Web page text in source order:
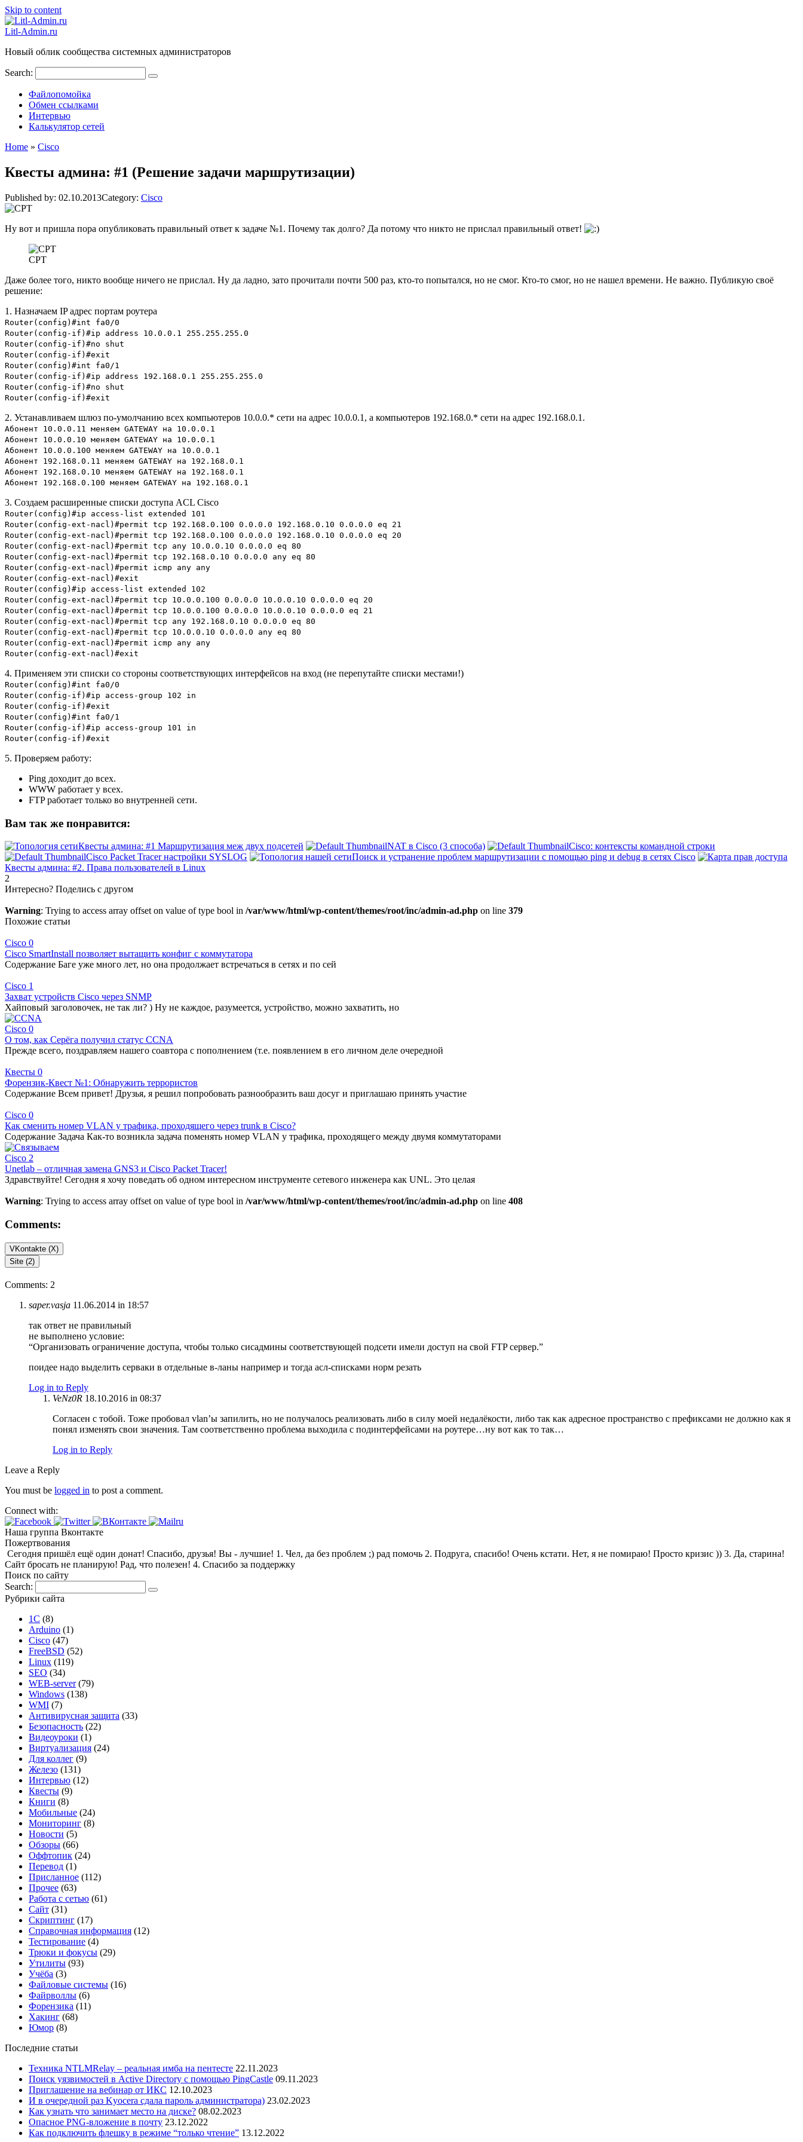
Skip to content
Litl-Admin.ru
Новый облик сообщества системных администраторов
Search:
Файлопомойка
Обмен ссылками
Интервью
Калькулятор сетей
Home » Cisco
Квесты админа: #1 (Решение задачи маршрутизации)
Published by: 02.10.2013Category: Cisco
Ну вот и пришла пора опубликовать правильный ответ к задаче №1. Почему так долго? Да потому что никто не прислал правильный ответ!
CPT
Даже более того, никто вообще ничего не прислал. Ну да ладно, зато прочитали почти 500 раз, кто-то попытался, но не смог. Кто-то смог, но не нашел времени. Не важно. Публикую своё
решение:
1. Назначаем IP адрес портам роутера
Router(config)#int fa0/0
Router(config-if)#ip address 10.0.0.1 255.255.255.0
Router(config-if)#no shut
Router(config-if)#exit
Router(config)#int fa0/1
Router(config-if)#ip address 192.168.0.1 255.255.255.0
Router(config-if)#no shut
Router(config-if)#exit
2. Устанавливаем шлюз по-умолчанию всех компьютеров 10.0.0.* сети на адрес 10.0.0.1, а компьютеров 192.168.0.* сети на адрес 192.168.0.1.
Абонент 10.0.0.11 меняем GATEWAY на 10.0.0.1
Абонент 10.0.0.10 меняем GATEWAY на 10.0.0.1
Абонент 10.0.0.100 меняем GATEWAY на 10.0.0.1
Абонент 192.168.0.11 меняем GATEWAY на 192.168.0.1
Абонент 192.168.0.10 меняем GATEWAY на 192.168.0.1
Абонент 192.168.0.100 меняем GATEWAY на 192.168.0.1
3. Создаем расширенные списки доступа ACL Cisco
Router(config)#ip access-list extended 101
Router(config-ext-nacl)#permit tcp 192.168.0.100 0.0.0.0 192.168.0.10 0.0.0.0 eq 21
Router(config-ext-nacl)#permit tcp 192.168.0.100 0.0.0.0 192.168.0.10 0.0.0.0 eq 20
Router(config-ext-nacl)#permit tcp any 10.0.0.10 0.0.0.0 eq 80
Router(config-ext-nacl)#permit tcp 192.168.0.10 0.0.0.0 any eq 80
Router(config-ext-nacl)#permit icmp any any
Router(config-ext-nacl)#exit
Router(config)#ip access-list extended 102
Router(config-ext-nacl)#permit tcp 10.0.0.100 0.0.0.0 10.0.0.10 0.0.0.0 eq 20
Router(config-ext-nacl)#permit tcp 10.0.0.100 0.0.0.0 10.0.0.10 0.0.0.0 eq 21
Router(config-ext-nacl)#permit tcp any 192.168.0.10 0.0.0.0 eq 80
Router(config-ext-nacl)#permit tcp 10.0.0.10 0.0.0.0 any eq 80
Router(config-ext-nacl)#permit icmp any any
Router(config-ext-nacl)#exit
4. Применяем эти списки со стороны соответствующих интерфейсов на вход (не перепутайте списки местами!)
Router(config)#int fa0/0
Router(config-if)#ip access-group 102 in
Router(config-if)#exit
Router(config)#int fa0/1
Router(config-if)#ip access-group 101 in
Router(config-if)#exit
5. Проверяем работу:
Ping доходит до всех.
WWW работает у всех.
FTP работает только во внутренней сети.
Вам так же понравится:
Квесты админа: #1 Маршрутизация меж двух подсетей NAT в Cisco (3 способа)
Cisco: контексты командной строки
Cisco Packet Tracer настройки SYSLOG
Поиск и устранение проблем маршрутизации с помощью ping и debug в сетях Cisco
Квесты админа: #2. Права пользователей в Linux
2
Интересно? Поделись с другом
Warning: Trying to access array offset on value of type bool in /var/www/html/wp-content/themes/root/inc/admin-ad.php on line 379
Похожие статьи
Cisco 0
Cisco SmartInstall позволяет вытащить конфиг с коммутатора
Содержание Баге уже много лет, но она продолжает встречаться в сетях и по сей
Cisco 1
Захват устройств Cisco через SNMP
Хайповый заголовочек, не так ли? ) Ну не каждое, разумеется, устройство, можно захватить, но
Cisco 0
О том, как Серёга получил статус CCNA
Прежде всего, поздравляем нашего соавтора с пополнением (т.е. появлением в его личном деле очередной
Квесты 0
Форензик-Квест №1: Обнаружить террористов
Содержание Всем привет! Друзья, я решил попробовать разнообразить ваш досуг и приглашаю принять участие
Cisco 0
Как сменить номер VLAN у трафика, проходящего через trunk в Cisco?
Содержание Задача Как-то возникла задача поменять номер VLAN у трафика, проходящего между двумя коммутаторами
Cisco 2
Unetlab – отличная замена GNS3 и Cisco Packet Tracer!
Здравствуйте! Сегодня я хочу поведать об одном интересном инструменте сетевого инженера как UNL. Это целая
Warning: Trying to access array offset on value of type bool in /var/www/html/wp-content/themes/root/inc/admin-ad.php on line 408
Comments:
VKontakte (X)
Site (2)
Comments: 2
saper.vasja 11.06.2014 in 18:57
так ответ не правильный
не выполнено условие:
“Организовать ограничение доступа, чтобы только сисадмины соответствующей подсети имели доступ на свой FTP сервер.”
поидее надо выделить серваки в отдельные в-ланы например и тогда асл-списками норм резать
Log in to Reply
VeNz0R 18.10.2016 in 08:37
Согласен с тобой. Тоже пробовал vlan’ы запилить, но не получалось реализовать либо в силу моей недалёкости, либо так как адресное пространство с префиксами не должно как я
понял изменять свои значения. Там соответственно проблема выходила с подинтерфейсами на роутере…ну вот как то так…
Log in to Reply
Leave a Reply
You must be logged in to post a comment.
Connect with:
Наша группа Вконтакте
Пожертвования
Сегодня пришёл ещё один донат! Спасибо, друзья! Вы - лучшие! 1. Чел, да без проблем ;) рад помочь 2. Подруга, спасибо! Очень кстати. Нет, я не помираю! Просто кризис )) 3. Да, старина!
Сайт бросать не планирую! Рад, что полезен! 4. Спасибо за поддержку
Поиск по сайту
Search:
Рубрики сайта
1С (8)
Arduino (1)
Cisco (47)
FreeBSD (52)
Linux (119)
SEO (34)
WEB-server(79)
Windows (138)
WMI (7)
Антивирусная защита (33)
Безопасность (22)
Видеоуроки (1)
Виртуализация (24)
Для коллег (9)
Железо (131)
Интервью (12)
Квесты (9)
Книги (8)
Мобильные (24)
Мониторинг (8)
Новости (5)
Обзоры (66)
Оффтопик (24)
Перевод (1)
Присланное (112)
Прочее (63)
Работа с сетью (61)
Сайт (31)
Скриптинг (17)
Справочная информация (12)
Тестирование (4)
Трюки и фокусы (29)
Утилиты (93)
Учёба (3)
Файловые системы (16)
Файрволлы (6)
Форензика (11)
Хакинг (68)
Юмор (8)
Последние статьи
Техника NTLMRelay – реальная имба на пентесте 22.11.2023
Поиск уязвимостей в Active Directory с помощью PingCastle 09.11.2023
Приглашение на вебинар от ИКС 12.10.2023
И в очередной раз Kyocera сдала пароль администратора) 23.02.2023
Как узнать что занимает место на диске? 08.02.2023
Опасное PNG-вложение в почту 23.12.2022
Как подключить флешку в режиме “только чтение” 13.12.2022